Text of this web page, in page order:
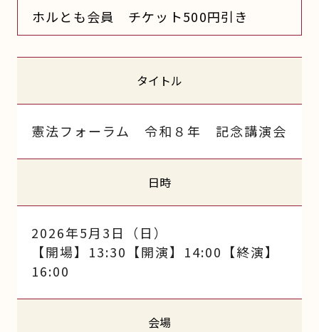
ホルとも会員 チケット500円引き
タイトル
憲法フォーラム 令和８年 記念講演会
日時
2026年5月3日（日）
【開場】13:30【開演】14:00【終演】
16:00
会場